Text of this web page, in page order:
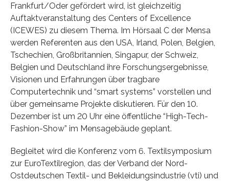
Frankfurt/Oder gefördert wird, ist gleichzeitig
Auftaktveranstaltung des Centers of Excellence
(ICEWES) zu diesem Thema. Im Hörsaal C der Mensa
werden Referenten aus den USA, Irland, Polen, Belgien,
Tschechien, Großbritannien, Singapur, der Schweiz,
Belgien und Deutschland ihre Forschungsergebnisse,
Visionen und Erfahrungen über tragbare
Computertechnik und “smart systems” vorstellen und
über gemeinsame Projekte diskutieren. Für den 10.
Dezember ist um 20 Uhr eine öffentliche “High-Tech-
Fashion-Show” im Mensagebäude geplant.
Begleitet wird die Konferenz vom 6. Textilsymposium
zur EuroTextilregion, das der Verband der Nord-
Ostdeutschen Textil- und Bekleidungsindustrie (vti) und